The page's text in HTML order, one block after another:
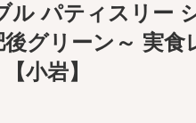
ル パティスリー
グリーン～ 実食
小岩】